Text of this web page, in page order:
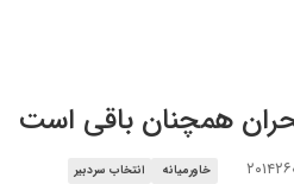
همچنان باقی است
خاورمیانه انتخاب سردبیر